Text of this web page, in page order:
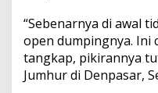
k
O
p
e
“Sebenarnya di awal
open dumpingnya. Ini
tangkap, pikirannya
Jumhur di Denpasar,